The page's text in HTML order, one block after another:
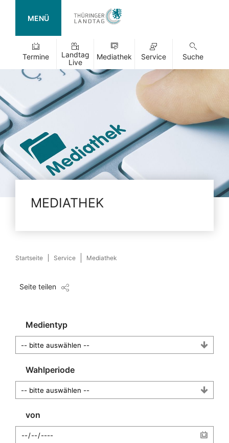
MENÜ
Termine
Landtag
Live
Mediathek Service Suche
MEDIATHEK
Startseite Service Mediathek
Seite teilen
Medientyp
Wahlperiode
von